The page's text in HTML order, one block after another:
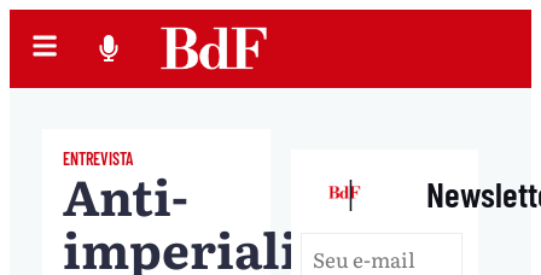
ENTREVISTA
Anti-
imperialismo
|